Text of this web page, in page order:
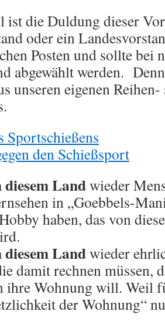
ist die Duldung dieser
oder ein
Posten und sollte bei
abgewählt werden.
unseren eigenen
Sportschießens
den Schießsport
Landwieder
in „Goebbels-
haben, das von
Landwieder
damit rechnen müssen,
ihre Wohnung will. Weil
der Wohnung“